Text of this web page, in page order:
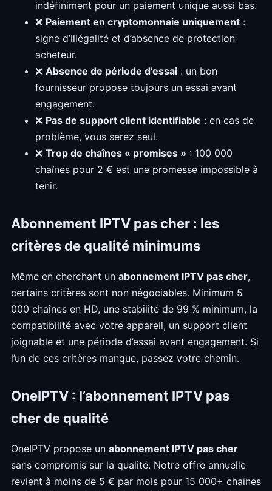
indéfiniment pour un paiement unique aussi bas.
❌ Paiement en cryptomonnaie uniquement :
signe d’illégalité et d’absence de protection
acheteur.
❌ Absence de période d’essai : un bon
fournisseur propose toujours un essai avant
engagement.
❌ Pas de support client identifiable : en cas de
problème, vous serez seul.
❌ Trop de chaînes « promises » : 100 000
chaînes pour 2 € est une promesse impossible à
tenir.
Abonnement IPTV pas cher : les
critères de qualité minimums
Même en cherchant un abonnement IPTV pas cher,
certains critères sont non négociables. Minimum 5
000 chaînes en HD, une stabilité de 99 % minimum, la
compatibilité avec votre appareil, un support client
joignable et une période d’essai avant engagement. Si
l’un de ces critères manque, passez votre chemin.
OneIPTV : l’abonnement IPTV pas
cher de qualité
OneIPTV propose un abonnement IPTV pas cher
sans compromis sur la qualité. Notre offre annuelle
revient à moins de 5 € par mois pour 15 000+ chaînes